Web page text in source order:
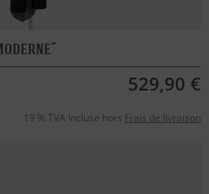
529,90 €
19 % TVA incluse hors Frais de livraison